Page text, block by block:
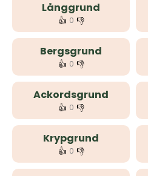
Långgrund
👍 0 👎
Bergsgrund
👍 0 👎
Ackordsgrund
👍 0 👎
Krypgrund
👍 0 👎